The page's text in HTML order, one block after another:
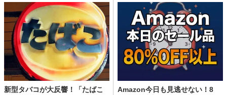
新型タバコが大反響！「たばこ
Amazon今日も見逃せない！8